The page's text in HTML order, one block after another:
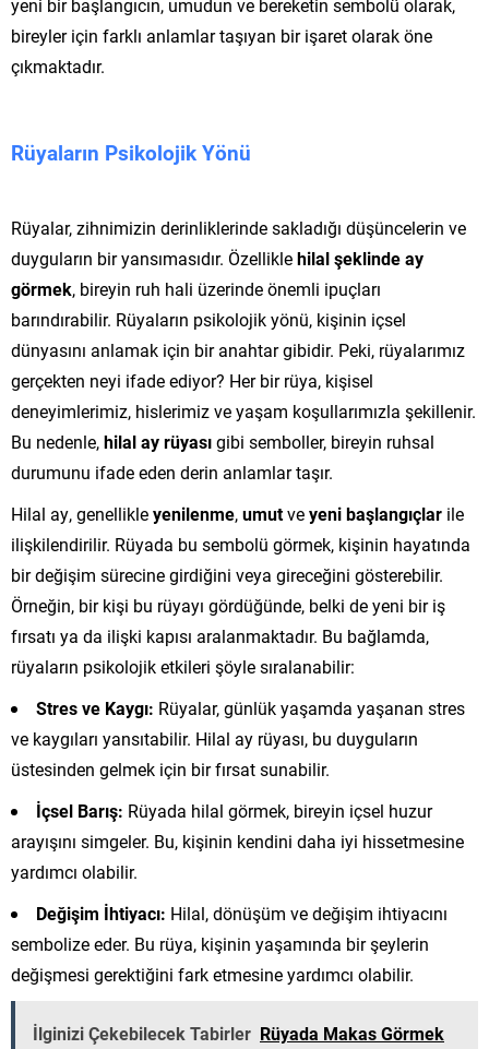
yeni bir başlangıcın, umudun ve bereketin sembolü olarak,
bireyler için farklı anlamlar taşıyan bir işaret olarak öne
çıkmaktadır.
Rüyaların Psikolojik Yönü
Rüyalar, zihnimizin derinliklerinde sakladığı düşüncelerin ve
duyguların bir yansımasıdır. Özelliklehilal şeklinde ay
görmek, bireyin ruh hali üzerinde önemli ipuçları
barındırabilir. Rüyaların psikolojik yönü, kişinin içsel
dünyasını anlamak için bir anahtar gibidir. Peki, rüyalarımız
gerçekten neyi ifade ediyor? Her bir rüya, kişisel
deneyimlerimiz, hislerimiz ve yaşam koşullarımızla şekillenir.
Bu nedenle,hilal ay rüyasıgibi semboller, bireyin ruhsal
durumunu ifade eden derin anlamlar taşır.
Hilal ay, genellikleyenilenme,umutveyeni başlangıçlar ile
ilişkilendirilir. Rüyada bu sembolü görmek, kişinin hayatında
bir değişim sürecine girdiğini veya gireceğini gösterebilir.
Örneğin, bir kişi bu rüyayı gördüğünde, belki de yeni bir iş
fırsatı ya da ilişki kapısı aralanmaktadır. Bu bağlamda,
rüyaların psikolojik etkileri şöyle sıralanabilir:
Stres ve Kaygı: Rüyalar, günlük yaşamda yaşanan stres
ve kaygıları yansıtabilir. Hilal ay rüyası, bu duyguların
üstesinden gelmek için bir fırsat sunabilir.
İçsel Barış: Rüyada hilal görmek, bireyin içsel huzur
arayışını simgeler. Bu, kişinin kendini daha iyi hissetmesine
yardımcı olabilir.
Değişim İhtiyacı: Hilal, dönüşüm ve değişim ihtiyacını
sembolize eder. Bu rüya, kişinin yaşamında bir şeylerin
değişmesi gerektiğini fark etmesine yardımcı olabilir.
İlginizi Çekebilecek Tabirler Rüyada Makas Görmek